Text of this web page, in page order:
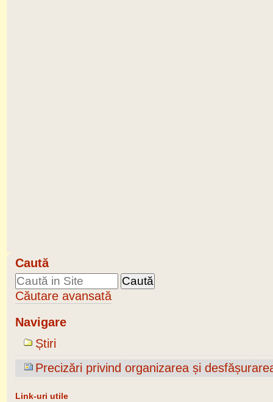
Caută
Căutare avansată
Navigare
Știri
Precizări privind organizarea și
Link-uri utile